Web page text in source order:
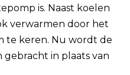
is. Naast koelen
verwarmen door het
te keren. Nu wordt de
in plaats van